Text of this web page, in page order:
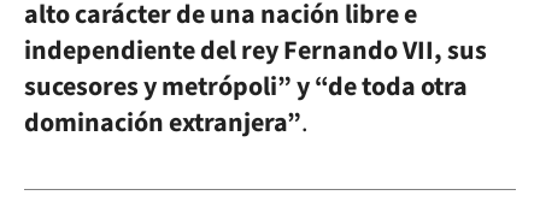
alto carácter de una nación libre e
independiente del rey Fernando VII, sus
sucesores y metrópoli” y “de toda otra
dominación extranjera”.